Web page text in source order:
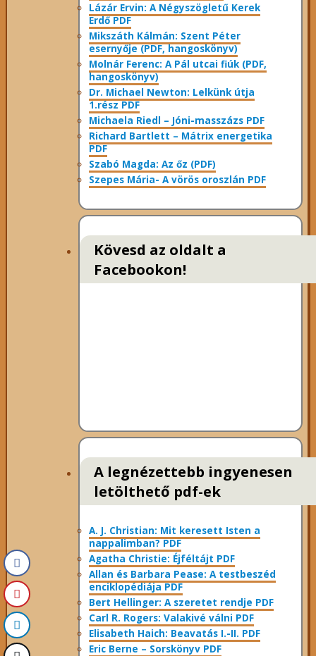
Lázár Ervin: A Négyszögletű Kerek
Erdő PDF
Mikszáth Kálmán: Szent Péter
esernyője (PDF, hangoskönyv)
Molnár Ferenc: A Pál utcai fiúk (PDF,
hangoskönyv)
Dr. Michael Newton: Lelkünk útja
1.rész PDF
Michaela Riedl – Jóni-masszázs PDF
Richard Bartlett – Mátrix energetika
PDF
Szabó Magda: Az őz (PDF)
Szepes Mária- A vörös oroszlán PDF
Kövesd az oldalt a
Facebookon!
A legnézettebb ingyenesen
letölthető pdf-ek
A. J. Christian: Mit keresett Isten a
nappalimban? PDF
Agatha Christie: Éjféltájt PDF
Allan és Barbara Pease: A testbeszéd
enciklopédiája PDF
Bert Hellinger: A ​szeretet rendje PDF
Carl R. Rogers: Valakivé válni PDF
Elisabeth Haich: Beavatás I.-II. PDF
Eric Berne – Sorskönyv PDF